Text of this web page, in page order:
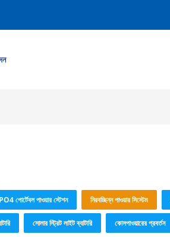
পোর্টেবল পাওয়ার স্টেশন নিরবচ্ছিন্ন পাওয়ার সিস্টেম
সোলার স্ট্রিট লাইট ব্যাটারি কোসপাওয়ারের প্রবর্তন